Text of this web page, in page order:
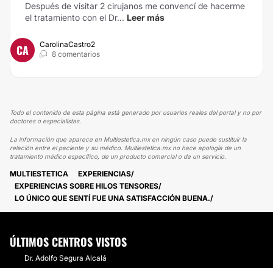
Después de visitar 2 cirujanos me convencí de hacerme
el tratamiento con el Dr... Leer más
CA
CarolinaCastro2
8 comentarios
Todo el contenido de esta página está generado por usuarios reales del portal y no por
doctores o especialistas.
La información que aparece en Multiestetica.mx en ningún caso puede sustituir la
relación entre el paciente y su médico. Multiestetica.mx no hace apología de un
tratamiento médico específico, de un producto comercial o de un servicio.
MULTIESTETICA
EXPERIENCIAS
EXPERIENCIAS SOBRE HILOS TENSORES
LO ÚNICO QUE SENTÍ FUE UNA SATISFACCIÓN BUENA.
ÚLTIMOS CENTROS VISTOS
Dr. Adolfo Segura Alcalá